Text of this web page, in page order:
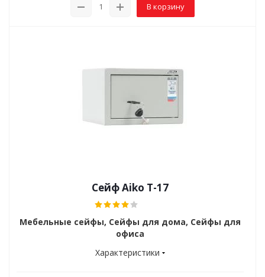
В корзину
Сейф Aiko T-17
Мебельные сейфы, Сейфы для дома, Сейфы для
офиса
Характеристики